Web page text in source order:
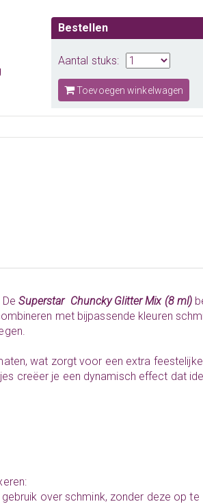
Bestellen
Aantal stuks:
Toevoegen winkelwagen
DeSuperstar Chuncky Glitter Mix (8 ml)
met bijpassende kleuren
wat zorgt voor een extra
creëer je een dynamisch effect dat
over schmink, zonder deze op te